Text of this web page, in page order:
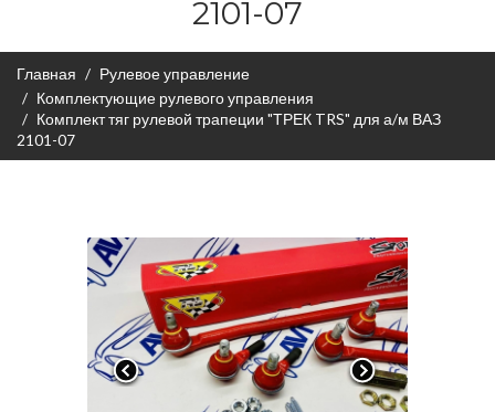
2101-07
Главная
Рулевое управление
Комплектующие рулевого управления
Комплект тяг рулевой трапеции "ТРЕК TRS" для а/м ВАЗ
2101-07